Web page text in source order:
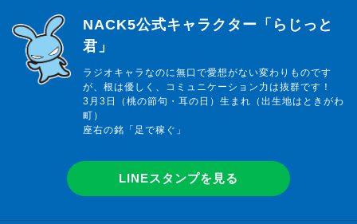
らじっと君
NACK5公式キャラクター「らじっと
君」
ラジオキャラなのに無口で愛想がない変わりものです
が、根は優しく、コミュニケーション力は抜群です！
3月3日（桃の節句・耳の日）生まれ（出生地はときがわ
町）
座右の銘「足で稼ぐ」
LINEスタンプを見る